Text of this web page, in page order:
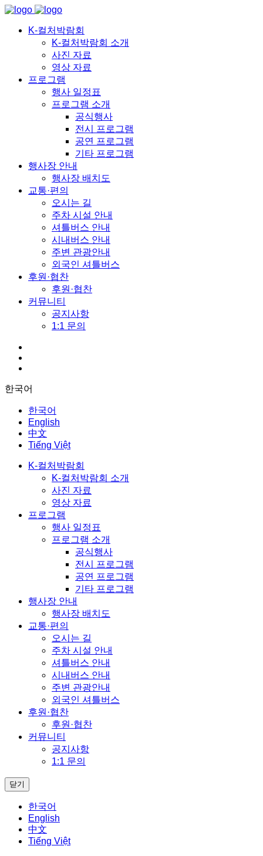
K-컬처박람회
K-컬처박람회 소개
사진 자료
영상 자료
프로그램
행사 일정표
프로그램 소개
공식행사
전시 프로그램
공연 프로그램
기타 프로그램
행사장 안내
행사장 배치도
교통·편의
오시는 길
주차 시설 안내
셔틀버스 안내
시내버스 안내
주변 관광안내
외국인 셔틀버스
후원·협찬
후원·협찬
커뮤니티
공지사항
1:1 문의
한국어
한국어
English
中文
Tiếng Việt
K-컬처박람회
K-컬처박람회 소개
사진 자료
영상 자료
프로그램
행사 일정표
프로그램 소개
공식행사
전시 프로그램
공연 프로그램
기타 프로그램
행사장 안내
행사장 배치도
교통·편의
오시는 길
주차 시설 안내
셔틀버스 안내
시내버스 안내
주변 관광안내
외국인 셔틀버스
후원·협찬
후원·협찬
커뮤니티
공지사항
1:1 문의
닫기
한국어
English
中文
Tiếng Việt